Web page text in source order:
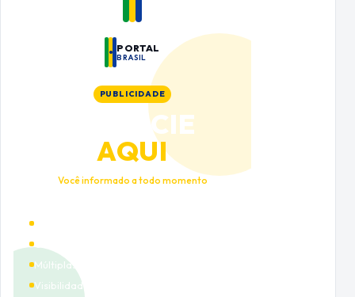
PORTAL
BRASIL
PUBLICIDADE
ANUNCIE
AQUI
Você informado a todo momento
Múltiplas categorias
Visibilidade premium